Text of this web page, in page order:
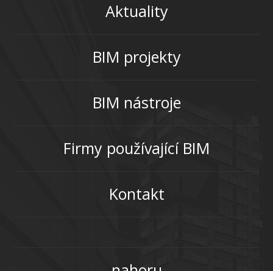
Aktuality
BIM projekty
BIM nástroje
Firmy používající BIM
Kontakt